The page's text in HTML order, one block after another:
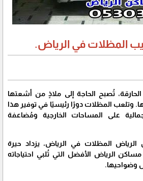
المظلات في الرياض.
تُصبح الحاجة إلى ملاذٍ من أشعتها
وتلعب المظلات دورًا رئيسيًا في توفير هذا
على المساحات الخارجية ومُضاعفة
المظلات في الرياض، يزداد حيرة
الرياض الأفضل التي تُلبي احتياجاته
وضواحيها.